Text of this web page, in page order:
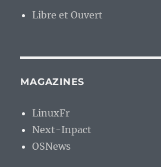
Libre et Ouvert
MAGAZINES
LinuxFr
Next-Inpact
OSNews